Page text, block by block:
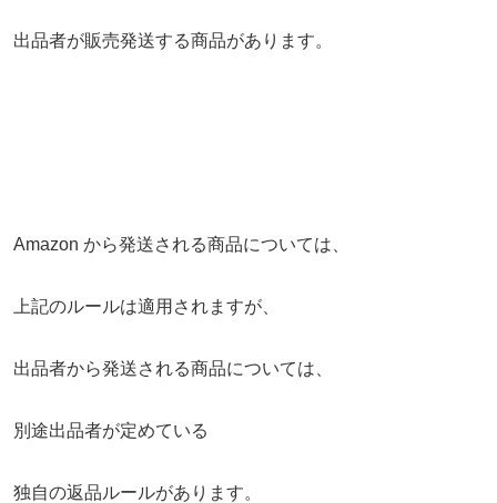
出品者が販売発送する商品があります。
Amazon から発送される商品については、
上記のルールは適用されますが、
出品者から発送される商品については、
別途出品者が定めている
独自の返品ルールがあります。